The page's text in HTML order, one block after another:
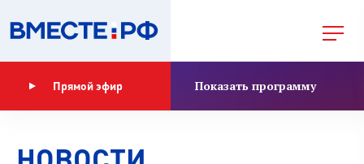
Прямой эфир Показать программу